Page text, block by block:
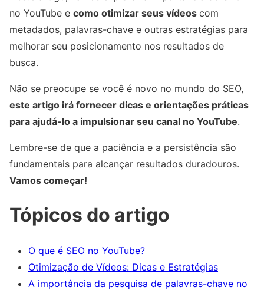
no YouTube e como otimizar seus vídeos com
metadados, palavras-chave e outras estratégias para
melhorar seu posicionamento nos resultados de
busca.
Não se preocupe se você é novo no mundo do SEO,
este artigo irá fornecer dicas e orientações práticas
para ajudá-lo a impulsionar seu canal no YouTube.
Lembre-se de que a paciência e a persistência são
fundamentais para alcançar resultados duradouros.
Vamos começar!
Tópicos do artigo
O que é SEO no YouTube?
Otimização de Vídeos: Dicas e Estratégias
A importância da pesquisa de palavras-chave no